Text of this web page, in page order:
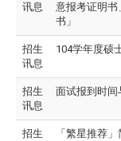
讯息
意报考证明书
书」
招生
讯息
104学年度硕
招生
讯息
面试报到时间
招生
「繁星推荐